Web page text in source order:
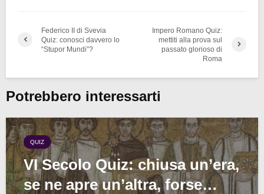
Federico II di Svevia
Quiz: conosci davvero lo
“Stupor Mundi”?
Impero Romano Quiz:
mettiti alla prova sul
passato glorioso di
Roma
Potrebbero interessarti
QUIZ
VI Secolo Quiz: chiusa un’era,
se ne apre un’altra, forse…